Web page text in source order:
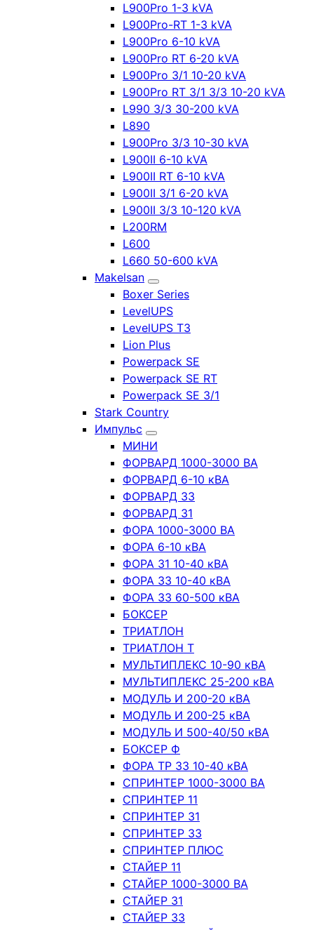
L900Pro 1-3 kVA
L900Pro-RT 1-3 kVA
L900Pro 6-10 kVA
L900Pro RT 6-20 kVA
L900Pro 3/1 10-20 kVA
L900Pro RT 3/1 3/3 10-20 kVA
L990 3/3 30-200 kVA
L890
L900Pro 3/3 10-30 kVA
L900II 6-10 kVA
L900II RT 6-10 kVA
L900II 3/1 6-20 kVA
L900II 3/3 10-120 kVA
L200RM
L600
L660 50-600 kVA
Makelsan
Boxer Series
LevelUPS
LevelUPS T3
Lion Plus
Powerpack SE
Powerpack SE RT
Powerpack SE 3/1
Stark Country
Импульс
МИНИ
ФОРВАРД 1000-3000 ВА
ФОРВАРД 6-10 кВА
ФОРВАРД 33
ФОРВАРД 31
ФОРА 1000-3000 ВА
ФОРА 6-10 кВА
ФОРА 31 10-40 кВА
ФОРА 33 10-40 кВА
ФОРА 33 60-500 кВА
БОКСЕР
ТРИАТЛОН
ТРИАТЛОН Т
МУЛЬТИПЛЕКС 10-90 кВА
МУЛЬТИПЛЕКС 25-200 кВА
МОДУЛЬ И 200-20 кВА
МОДУЛЬ И 200-25 кВА
МОДУЛЬ И 500-40/50 кВА
БОКСЕР Ф
ФОРА ТР 33 10-40 кВА
СПРИНТЕР 1000-3000 ВА
СПРИНТЕР 11
СПРИНТЕР 31
СПРИНТЕР 33
СПРИНТЕР ПЛЮС
СТАЙЕР 11
СТАЙЕР 1000-3000 ВА
СТАЙЕР 31
СТАЙЕР 33